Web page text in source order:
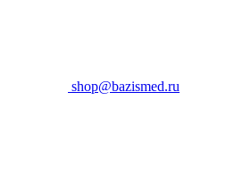
shop@bazismed.ru